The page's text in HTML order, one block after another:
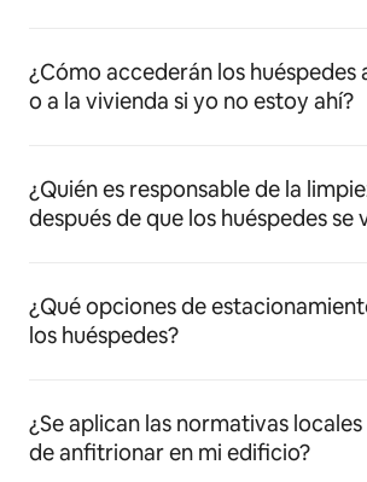
¿Cómo accederán los huéspedes
o a la vivienda si yo no estoy ahí?
¿Quién es responsable de la
después de que los huéspedes se
¿Qué opciones de
los huéspedes?
¿Se aplican las normativas locales
de anfitrionar en mi edificio?